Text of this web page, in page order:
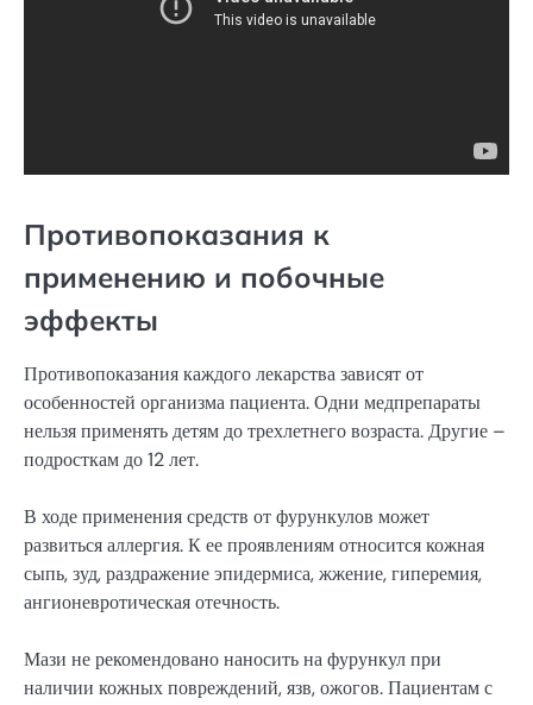
Противопоказания к
применению и побочные
эффекты
Противопоказания каждого лекарства зависят от
особенностей организма пациента. Одни медпрепараты
нельзя применять детям до трехлетнего возраста. Другие –
подросткам до 12 лет.
В ходе применения средств от фурункулов может
развиться аллергия. К ее проявлениям относится кожная
сыпь, зуд, раздражение эпидермиса, жжение, гиперемия,
ангионевротическая отечность.
Мази не рекомендовано наносить на фурункул при
наличии кожных повреждений, язв, ожогов. Пациентам с